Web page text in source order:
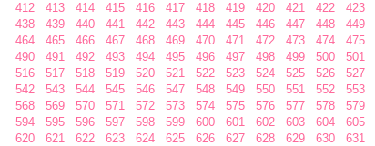
412
413 414 415 416 417 418 419 420 421 422 423
438
439 440 441 442 443 444 445 446 447 448 449
464
465 466 467 468 469 470 471 472 473 474 475
490
491 492 493 494 495 496 497 498 499 500 501
516
517 518 519 520 521 522 523 524 525 526 527
542
543 544 545 546 547 548 549 550 551 552 553
568
569 570 571 572 573 574 575 576 577 578 579
594
595 596 597 598 599 600 601 602 603 604 605
620
621 622 623 624 625 626 627 628 629 630 631